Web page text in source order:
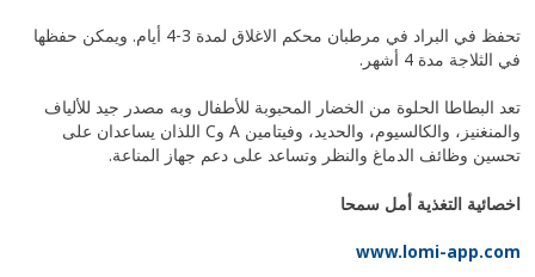
تحفظ في البراد في مرطبان محكم الاغلاق لمدة 3-4 أيام. ويمكن حفظها
في الثلاجة مدة 4 أشهر.
تعد البطاطا الحلوة من الخضار المحبوبة للأطفال وبه مصدر جيد للألياف
والمنغنيز، والكالسيوم، والحديد، وفيتامين A وC اللذان يساعدان على
تحسين وظائف الدماغ والنظر وتساعد على دعم جهاز المناعة.
اخصائية التغذية أمل سمحا
www.lomi-app.com